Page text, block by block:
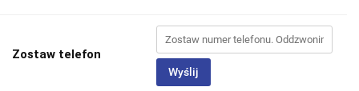
Zostaw telefon
Wyślij